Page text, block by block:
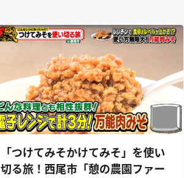
「つけてみそかけてみそ」を使い
切る旅！西尾市「憩の農園ファー